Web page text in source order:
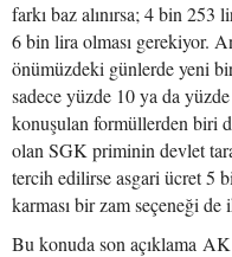
farkı baz alınırsa; 4 bin 253
6 bin lira olması gerekiyor.
önümüzdeki günlerde yeni
sadece yüzde 10 ya da
konuşulan formüllerden biri
olan SGK priminin devlet
tercih edilirse asgari ücret
karması bir zam seçeneği de
Bu konuda son açıklama